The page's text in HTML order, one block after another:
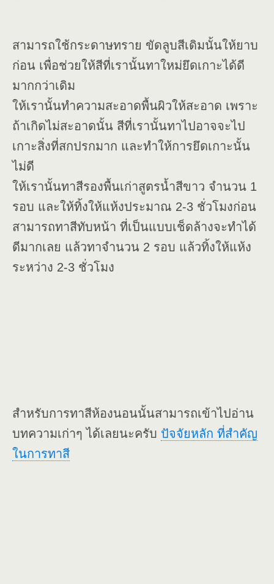
สามารถใช้กระดาษทราย ขัดลูบสีเดิมนั้นให้ยาบ
ก่อน เพื่อช่วยให้สีที่เรานั้นทาใหม่ยึดเกาะได้ดี
มากกว่าเดิม
ให้เรานั้นทำความสะอาดพื้นผิวให้สะอาด เพราะ
ถ้าเกิดไม่สะอาดนั้น สีที่เรานั้นทาไปอาจจะไป
เกาะสิ่งที่สกปรกมาก และทำให้การยึดเกาะนั้น
ไม่ดี
ให้เรานั้นทาสีรองพื้นเก่าสูตรน้ำสีขาว จำนวน 1
รอบ และให้ทิ้งให้แห้งประมาณ 2-3 ชั่วโมงก่อน
สามารถทาสีทับหน้า ที่เป็นแบบเช็ดล้างจะทำได้
ดีมากเลย แล้วทาจำนวน 2 รอบ แล้วทิ้งให้แห้ง
ระหว่าง 2-3 ชั่วโมง
สำหรับการทาสีห้องนอนนั้นสามารถเข้าไปอ่าน
บทความเก่าๆ ได้เลยนะครับ ปัจจัยหลัก ที่สำคัญ
ในการทาสี